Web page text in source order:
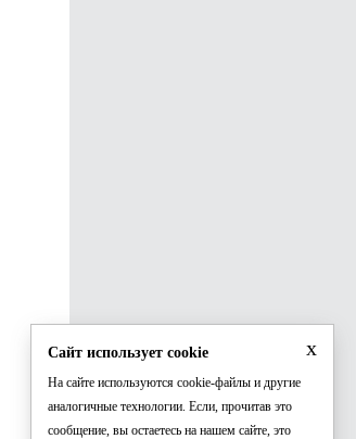
x
Сайт использует cookie
На сайте используются cookie-файлы и другие
аналогичные технологии. Если, прочитав это
сообщение, вы остаетесь на нашем сайте, это